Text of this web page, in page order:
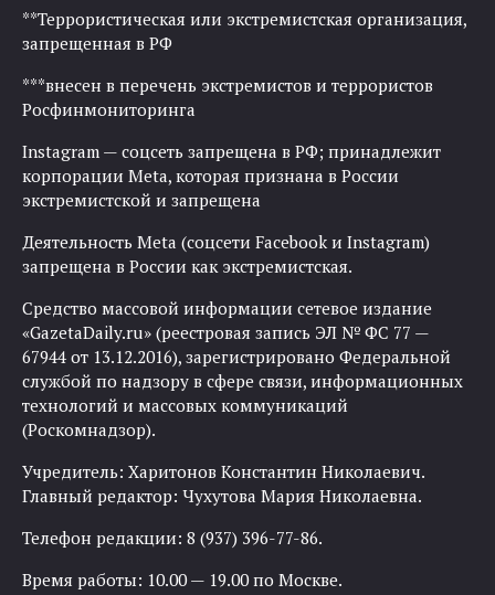
**Террористическая или экстремистская организация,
запрещенная в РФ
***внесен в перечень экстремистов и террористов
Росфинмониторинга
Instagram — соцсеть запрещена в РФ; принадлежит
корпорации Meta, которая признана в России
экстремистской и запрещена
Деятельность Meta (соцсети Facebook и Instagram)
запрещена в России как экстремистская.
Средство массовой информации сетевое издание
«GazetaDaily.ru» (реестровая запись ЭЛ № ФС 77 —
67944 от 13.12.2016), зарегистрировано Федеральной
службой по надзору в сфере связи, информационных
технологий и массовых коммуникаций
(Роскомнадзор).
Учредитель: Харитонов Константин Николаевич.
Главный редактор: Чухутова Мария Николаевна.
Телефон редакции: 8 (937) 396-77-86.
Время работы: 10.00 — 19.00 по Москве.